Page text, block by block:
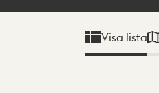
Visa lista